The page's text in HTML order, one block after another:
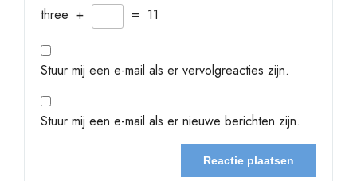
three + = 11
Stuur mij een e-mail als er vervolgreacties zijn.
Stuur mij een e-mail als er nieuwe berichten zijn.